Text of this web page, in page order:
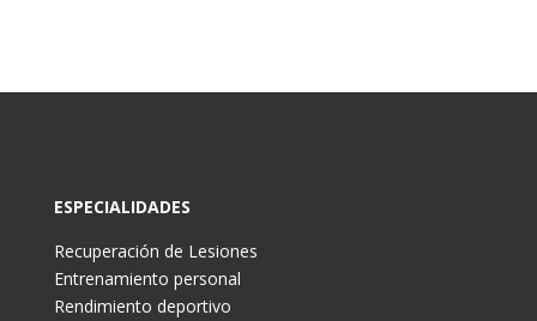
ESPECIALIDADES
Recuperación de Lesiones
Entrenamiento personal
Rendimiento deportivo